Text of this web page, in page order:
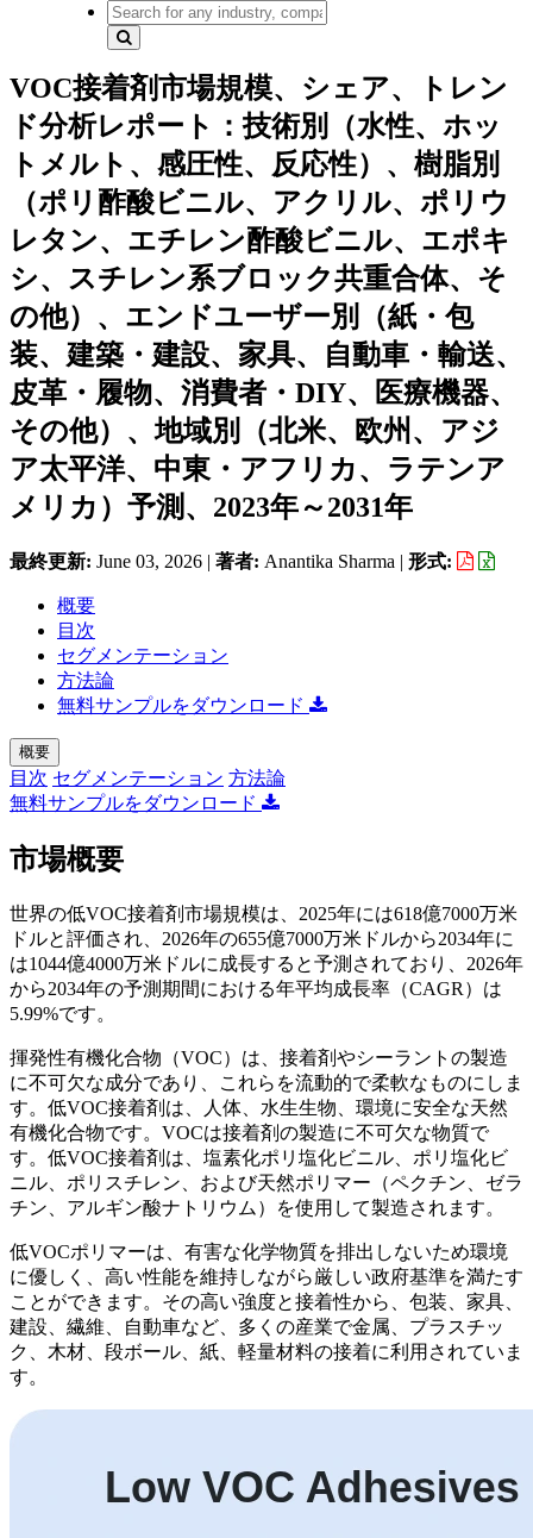
VOC接着剤市場規模、シェア、トレン
ド分析レポート：技術別（水性、ホッ
トメルト、感圧性、反応性）、樹脂別
（ポリ酢酸ビニル、アクリル、ポリウ
レタン、エチレン酢酸ビニル、エポキ
シ、スチレン系ブロック共重合体、そ
の他）、エンドユーザー別（紙・包
装、建築・建設、家具、自動車・輸送、
皮革・履物、消費者・DIY、医療機器、
その他）、地域別（北米、欧州、アジ
ア太平洋、中東・アフリカ、ラテンア
メリカ）予測、2023年～2031年
最終更新: June 03, 2026 | 著者: Anantika Sharma | 形式:
概要
目次
セグメンテーション
方法論
無料サンプルをダウンロード
概要
目次 セグメンテーション 方法論
無料サンプルをダウンロード
市場概要
世界の低VOC接着剤市場規模は、2025年には618億7000万米
ドルと評価され、2026年の655億7000万米ドルから2034年に
は1044億4000万米ドルに成長すると予測されており、2026年
から2034年の予測期間における年平均成長率（CAGR）は
5.99%です。
揮発性有機化合物（VOC）は、接着剤やシーラントの製造
に不可欠な成分であり、これらを流動的で柔軟なものにしま
す。低VOC接着剤は、人体、水生生物、環境に安全な天然
有機化合物です。VOCは接着剤の製造に不可欠な物質で
す。低VOC接着剤は、塩素化ポリ塩化ビニル、ポリ塩化ビ
ニル、ポリスチレン、および天然ポリマー（ペクチン、ゼラ
チン、アルギン酸ナトリウム）を使用して製造されます。
低VOCポリマーは、有害な化学物質を排出しないため環境
に優しく、高い性能を維持しながら厳しい政府基準を満たす
ことができます。その高い強度と接着性から、包装、家具、
建設、繊維、自動車など、多くの産業で金属、プラスチッ
ク、木材、段ボール、紙、軽量材料の接着に利用されていま
す。